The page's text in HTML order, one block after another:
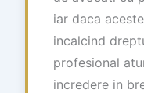
iar daca
incalcind
profesional
incredere in